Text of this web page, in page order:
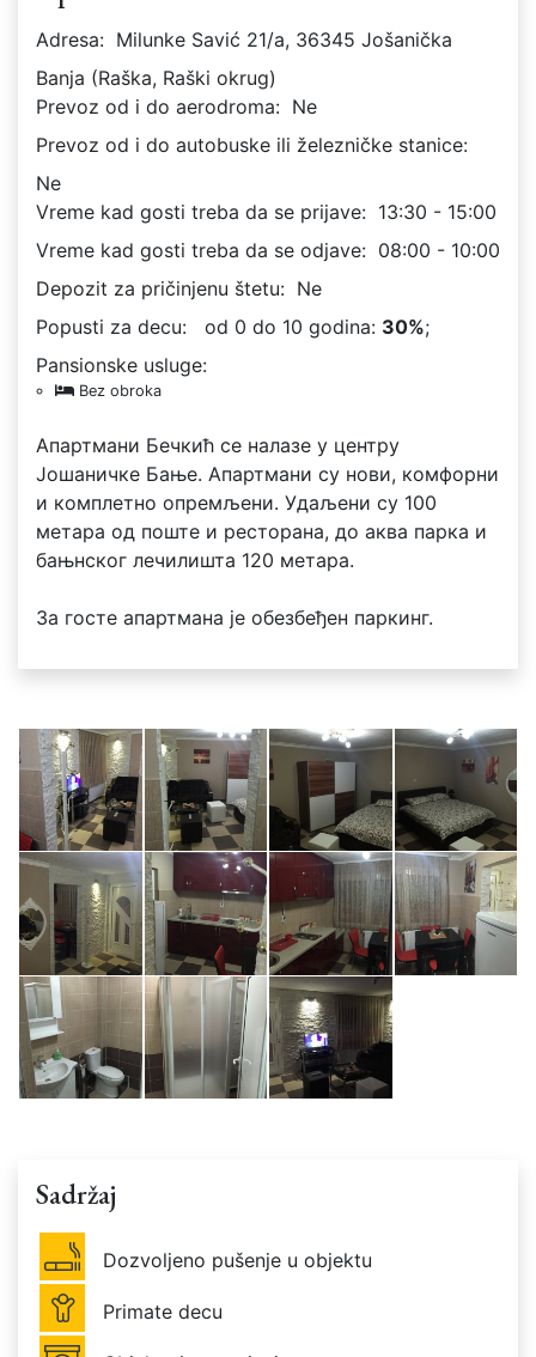
Adresa: Milunke Savić 21/a, 36345 Jošanička
Banja (Raška, Raški okrug)
Prevoz od i do aerodroma: Ne
Prevoz od i do autobuske ili železničke stanice:
Ne
Vreme kad gosti treba da se prijave: 13:30 - 15:00
Vreme kad gosti treba da se odjave: 08:00 - 10:00
Depozit za pričinjenu štetu: Ne
Popusti za decu:
od 0 do 10 godina: 30%;
Pansionske usluge:
Bez obroka
Апартмани Бечкић се налазе у центру
Јошаничке Бање. Апартмани су нови, комфорни
и комплетно опремљени. Удаљени су 100
метара од поште и ресторана, до аква парка и
бањнског лечилишта 120 метара.
За госте апартмана је обезбеђен паркинг.
Sadržaj
Dozvoljeno pušenje u objektu
Primate decu